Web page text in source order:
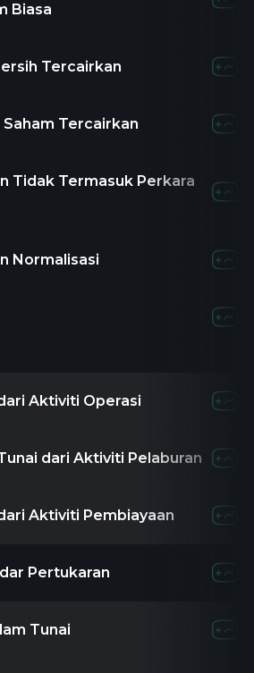
Biasa
Tercairkan
Saham Tercairkan
Tidak Termasuk Perkara
Normalisasi
Aktiviti Operasi
dari Aktiviti Pelaburan
Aktiviti Pembiayaan
Pertukaran
Tunai